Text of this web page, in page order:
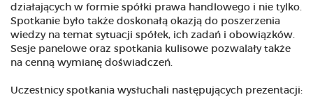
działających w formie spółki prawa handlowego i nie tylko.
Spotkanie było także doskonałą okazją do poszerzenia
wiedzy na temat sytuacji spółek, ich zadań i obowiązków.
Sesje panelowe oraz spotkania kulisowe pozwalały także
na cenną wymianę doświadczeń.
Uczestnicy spotkania wysłuchali następujących prezentacji: